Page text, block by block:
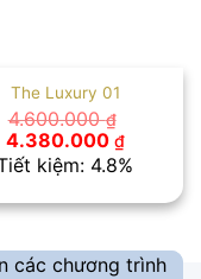
The Luxury 01
4.600.000₫
Giá
gốc
là:
4.380.000 ₫Giá
hiện
tại
kiệm: 4.8%
các chương trình